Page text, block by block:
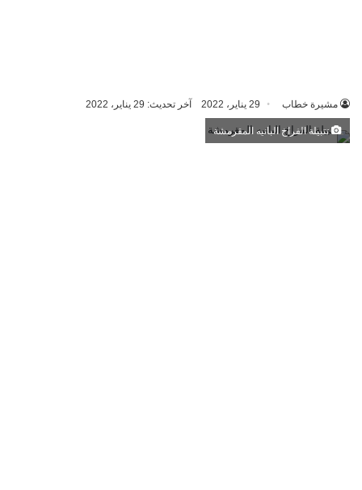
مشيرة خطاب 29 يناير، 2022 آخر تحديث: 29 يناير، 2022
تتبيلة الفراخ البانيه المقرمشة